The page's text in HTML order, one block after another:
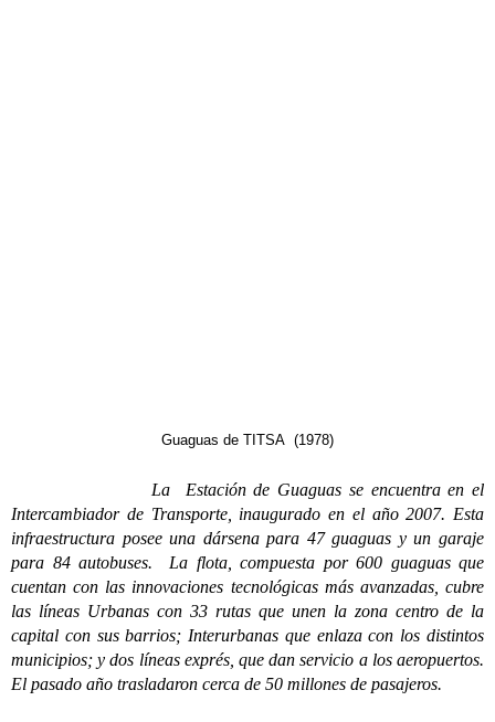
Guaguas de TITSA (1978)
La Estación de Guaguas se encuentra en el
Intercambiador de Transporte, inaugurado en el año 2007. Esta
infraestructura posee una dársena para 47 guaguas y un garaje
para 84 autobuses. La flota, compuesta por 600 guaguas que
cuentan con las innovaciones tecnológicas más avanzadas, cubre
las líneas Urbanas con 33 rutas que unen la zona centro de la
capital con sus barrios; Interurbanas que enlaza con los distintos
municipios; y dos líneas exprés, que dan servicio a los aeropuertos.
El pasado año trasladaron cerca de 50 millones de pasajeros.